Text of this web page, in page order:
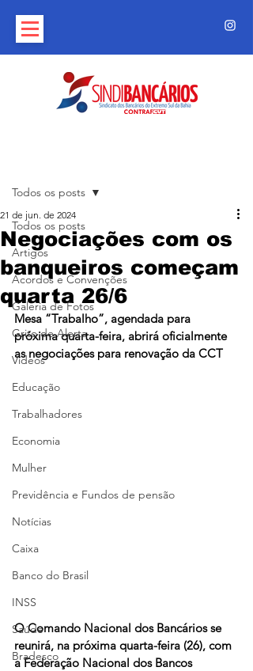
Todos os posts
Artigos
Acordos e Convenções
Galeria de Fotos
Grito de Alerta
Vídeos
Educação
Trabalhadores
Economia
Mulher
Previdência e Fundos de pensão
Notícias
Caixa
Banco do Brasil
INSS
Saúde
Bradesco
Todos os posts
Negociações com os
banqueiros começam
quarta 26/6
21 de jun. de 2024
Mesa “Trabalho”, agendada para
próxima quarta-feira, abrirá oficialmente
as negociações para renovação da CCT
O Comando Nacional dos Bancários se
reunirá, na próxima quarta-feira (26), com
a Federação Nacional dos Bancos